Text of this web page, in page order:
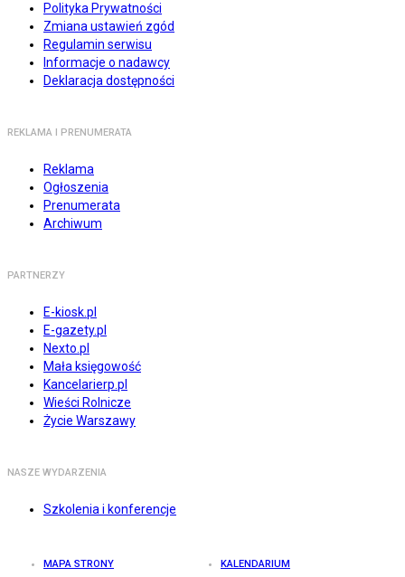
Polityka Prywatności
Zmiana ustawień zgód
Regulamin serwisu
Informacje o nadawcy
Deklaracja dostępności
REKLAMA I PRENUMERATA
Reklama
Ogłoszenia
Prenumerata
Archiwum
PARTNERZY
E-kiosk.pl
E-gazety.pl
Nexto.pl
Mała księgowość
Kancelarierp.pl
Wieści Rolnicze
Życie Warszawy
NASZE WYDARZENIA
Szkolenia i konferencje
MAPA STRONY KALENDARIUM